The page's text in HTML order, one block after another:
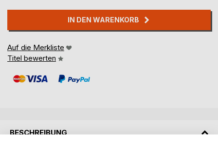
IN DEN WARENKORB
Auf die Merkliste
Titel bewerten
BESCHREIBUNG